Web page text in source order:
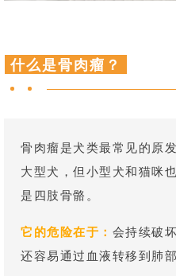
什么是骨肉瘤？
骨肉瘤是犬类最常见的原
大型犬，但小型犬和猫咪
是四肢骨骼。
它的危险在于： 会持续破
还容易通过血液转移到肺部